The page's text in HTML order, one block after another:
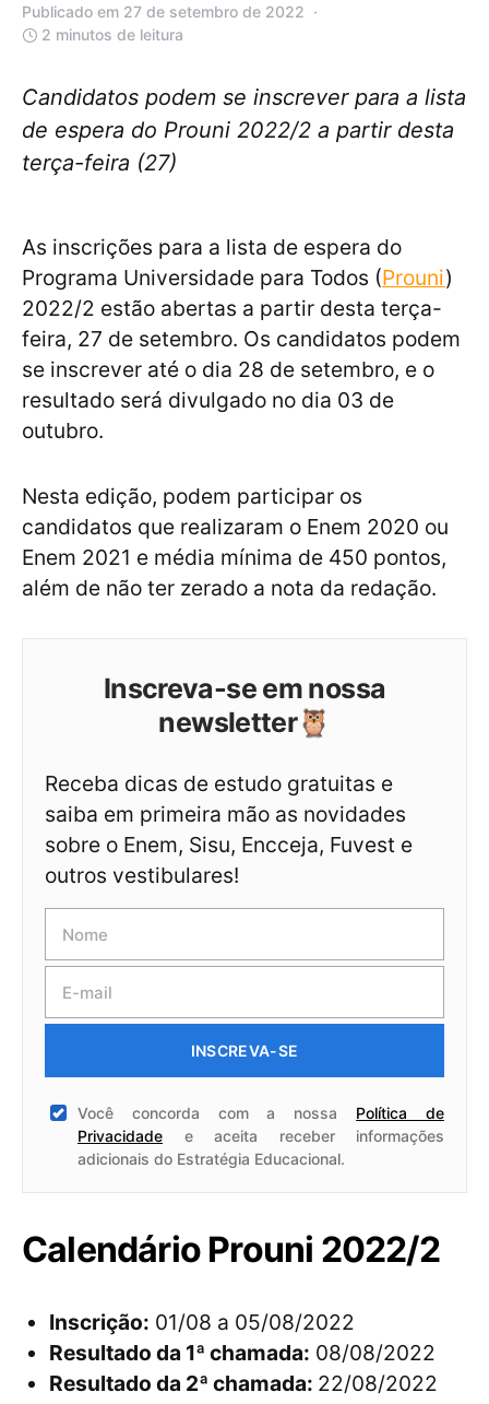
Publicado em 27 de setembro de 2022
2 minutos de leitura
Candidatos podem se inscrever para a lista
de espera do Prouni 2022/2 a partir desta
terça-feira (27)
As inscrições para a lista de espera do
Programa Universidade para Todos (Prouni)
2022/2 estão abertas a partir desta terça-
feira, 27 de setembro. Os candidatos podem
se inscrever até o dia 28 de setembro, e o
resultado será divulgado no dia 03 de
outubro.
Nesta edição, podem participar os
candidatos que realizaram o Enem 2020 ou
Enem 2021 e média mínima de 450 pontos,
além de não ter zerado a nota da redação.
Inscreva-se em nossa
newsletter🦉
Receba dicas de estudo gratuitas e
saiba em primeira mão as novidades
sobre o Enem, Sisu, Encceja, Fuvest e
outros vestibulares!
INSCREVA-SE
Você concorda com a nossa Política de
Privacidade e aceita receber informações
adicionais do Estratégia Educacional.
Calendário Prouni 2022/2
Inscrição: 01/08 a 05/08/2022
Resultado da 1ª chamada: 08/08/2022
Resultado da 2ª chamada: 22/08/2022